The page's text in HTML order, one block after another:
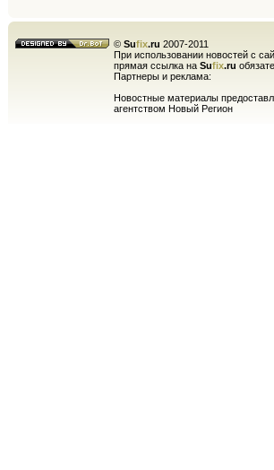
© Sufix.ru 2007-2011
При использовании новостей с
прямая ссылка на Sufix.ru
Партнеры и реклама:
Новостные материалы
агентством Новый Регион